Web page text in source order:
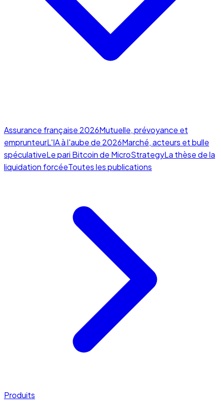
Assurance française 2026Mutuelle, prévoyance et
emprunteurL'IA à l'aube de 2026Marché, acteurs et bulle
spéculativeLe pari Bitcoin de MicroStrategyLa thèse de la
liquidation forcéeToutes les publications
Produits